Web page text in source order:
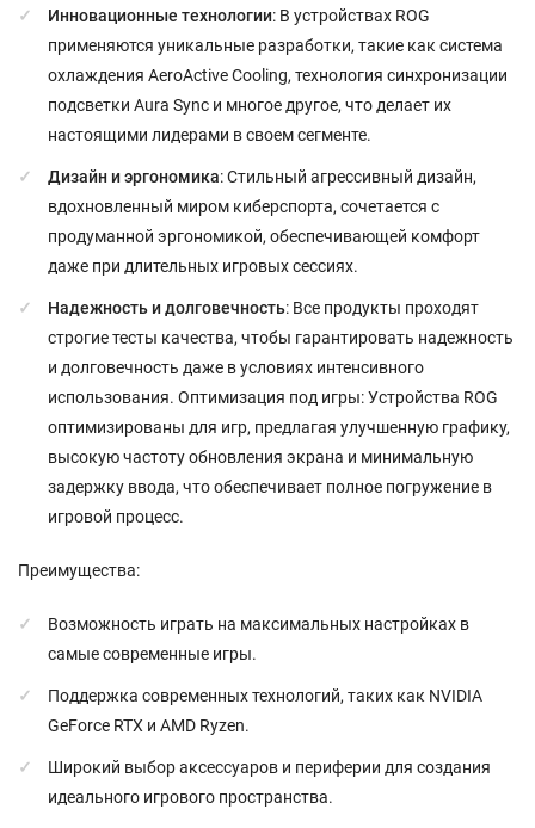
Инновационные технологии: В устройствах ROG
применяются уникальные разработки, такие как система
охлаждения AeroActive Cooling, технология синхронизации
подсветки Aura Sync и многое другое, что делает их
настоящими лидерами в своем сегменте.
Дизайн и эргономика: Стильный агрессивный дизайн,
вдохновленный миром киберспорта, сочетается с
продуманной эргономикой, обеспечивающей комфорт
даже при длительных игровых сессиях.
Надежность и долговечность: Все продукты проходят
строгие тесты качества, чтобы гарантировать надежность
и долговечность даже в условиях интенсивного
использования. Оптимизация под игры: Устройства ROG
оптимизированы для игр, предлагая улучшенную графику,
высокую частоту обновления экрана и минимальную
задержку ввода, что обеспечивает полное погружение в
игровой процесс.
Преимущества:
Возможность играть на максимальных настройках в
самые современные игры.
Поддержка современных технологий, таких как NVIDIA
GeForce RTX и AMD Ryzen.
Широкий выбор аксессуаров и периферии для создания
идеального игрового пространства.